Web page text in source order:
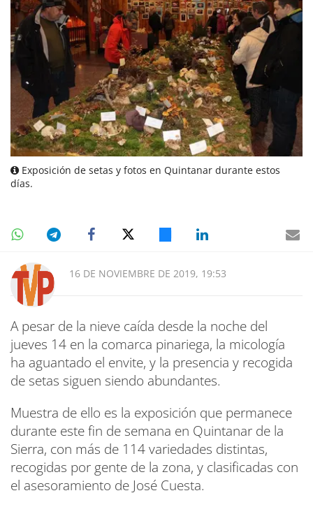
Exposición de setas y fotos en Quintanar durante estos
días.
16 DE NOVIEMBRE DE 2019, 19:53
A pesar de la nieve caída desde la noche del
jueves 14 en la comarca pinariega, la micología
ha aguantado el envite, y la presencia y recogida
de setas siguen siendo abundantes.
Muestra de ello es la exposición que permanece
durante este fin de semana en Quintanar de la
Sierra, con más de 114 variedades distintas,
recogidas por gente de la zona, y clasificadas con
el asesoramiento de José Cuesta.